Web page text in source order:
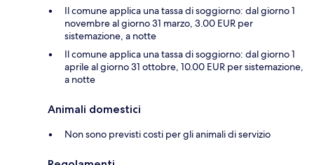
Il comune applica una tassa di soggiorno: dal giorno 1
novembre al giorno 31 marzo, 3.00 EUR per
sistemazione, a notte
Il comune applica una tassa di soggiorno: dal giorno 1
aprile al giorno 31 ottobre, 10.00 EUR per sistemazione,
a notte
Animali domestici
Non sono previsti costi per gli animali di servizio